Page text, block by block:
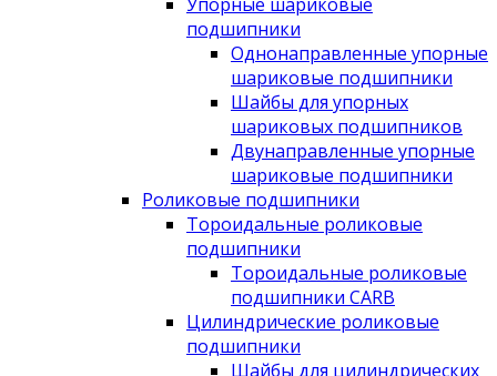
подшипники
Однонаправленные упорные
шариковые подшипники
Шайбы для упорных
шариковых подшипников
Двунаправленные упорные
шариковые подшипники
Роликовые подшипники
Тороидальные роликовые
подшипники
Тороидальные роликовые
подшипники CARB
Цилиндрические роликовые
подшипники
Шайбы для цилиндрических